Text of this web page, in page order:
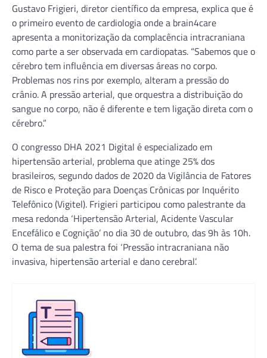
Gustavo Frigieri, diretor científico da empresa, explica que é
o primeiro evento de cardiologia onde a brain4care
apresenta a monitorização da complacência intracraniana
como parte a ser observada em cardiopatas. “Sabemos que o
cérebro tem influência em diversas áreas no corpo.
Problemas nos rins por exemplo, alteram a pressão do
crânio. A pressão arterial, que orquestra a distribuição do
sangue no corpo, não é diferente e tem ligação direta com o
cérebro.”
O congresso DHA 2021 Digital é especializado em
hipertensão arterial, problema que atinge 25% dos
brasileiros, segundo dados de 2020 da Vigilância de Fatores
de Risco e Proteção para Doenças Crônicas por Inquérito
Telefônico (Vigitel). Frigieri participou como palestrante da
mesa redonda ‘Hipertensão Arterial, Acidente Vascular
Encefálico e Cognição’ no dia 30 de outubro, das 9h às 10h.
O tema de sua palestra foi ‘Pressão intracraniana não
invasiva, hipertensão arterial e dano cerebral’.